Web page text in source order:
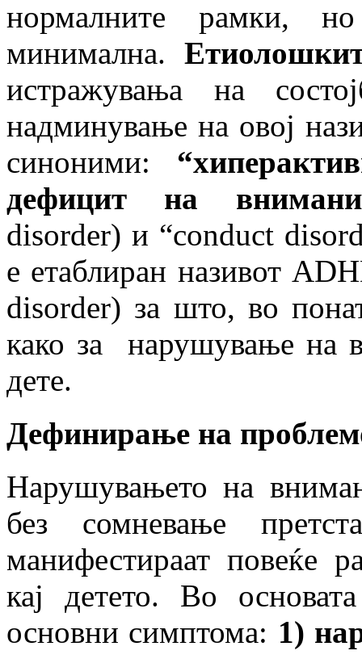
нормалните рамки,
минимална.
истражувања на
надминување на овој
синоними: “
дефицит на
disorder) и “conduct
е етаблиран називот
disorder) за што, во
како за нарушување на
дете.
Дефинирање на
Нарушувањето на
без сомневање
манифестираат повеќе
кај детето. Во
основни симптома: 1)